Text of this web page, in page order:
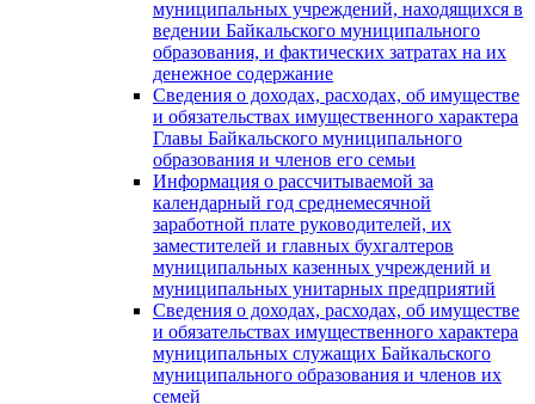
муниципальных учреждений, находящихся в
ведении Байкальского муниципального
образования, и фактических затратах на их
денежное содержание
Сведения о доходах, расходах, об имуществе
и обязательствах имущественного характера
Главы Байкальского муниципального
образования и членов его семьи
Информация о рассчитываемой за
календарный год среднемесячной
заработной плате руководителей, их
заместителей и главных бухгалтеров
муниципальных казенных учреждений и
муниципальных унитарных предприятий
Сведения о доходах, расходах, об имуществе
и обязательствах имущественного характера
муниципальных служащих Байкальского
муниципального образования и членов их
семей